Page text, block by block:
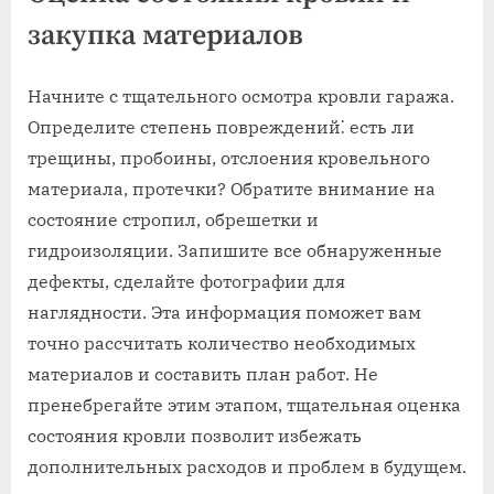
закупка материалов
Начните с тщательного осмотра кровли гаража.
Определите степень повреждений⁚ есть ли
трещины, пробоины, отслоения кровельного
материала, протечки? Обратите внимание на
состояние стропил, обрешетки и
гидроизоляции. Запишите все обнаруженные
дефекты, сделайте фотографии для
наглядности. Эта информация поможет вам
точно рассчитать количество необходимых
материалов и составить план работ. Не
пренебрегайте этим этапом, тщательная оценка
состояния кровли позволит избежать
дополнительных расходов и проблем в будущем.